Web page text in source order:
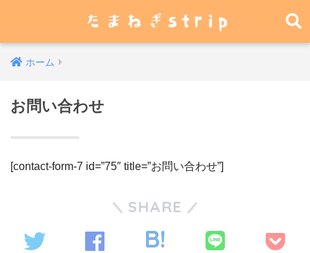
ホーム
お問い合わせ
[contact-form-7 id=”75″ title=”お問い合わせ”]
SHARE